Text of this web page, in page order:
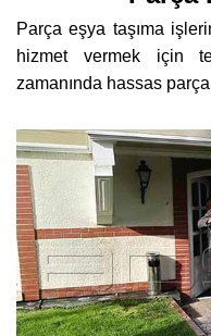
Parça eşya taşıma
hizmet vermek için
zamanında hassas